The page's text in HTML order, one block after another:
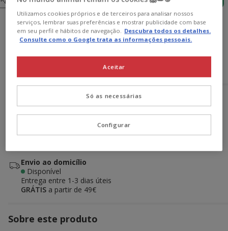
Preço 58.99€, 3.58 EUR por kg
58.99€ (3.58€ / kg)
Adicionar ao carrinho
Recolha em loja com Click & Collect
Recolha a sua encomenda em 2h em lojas selecionadas
Envio ao domicílio
Disponível
Entrega entre 1-3 dias úteis
GRÁTIS a partir de 49€
Sobre este produto
Utilizamos cookies próprios e de terceiros para analisar nossos
serviços, lembrar suas preferências e mostrar publicidade com base
em seu perfil e hábitos de navegação. Descubra todos os detalhes.
Consulte como o Google trata as informações pessoais.
Só as necessárias
Aceitar
Configurar